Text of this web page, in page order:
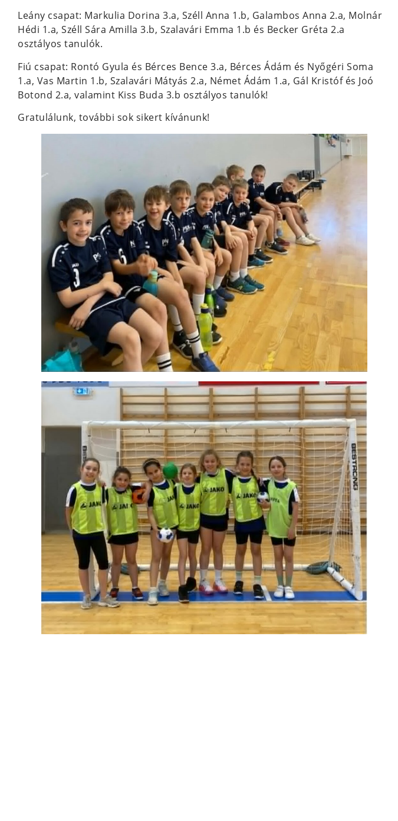
Leány csapat: Markulia Dorina 3.a, Széll Anna 1.b, Galambos Anna 2.a, Molnár
Hédi 1.a, Széll Sára Amilla 3.b, Szalavári Emma 1.b és Becker Gréta 2.a
osztályos tanulók.
Fiú csapat: Rontó Gyula és Bérces Bence 3.a, Bérces Ádám és Nyőgéri Soma
1.a, Vas Martin 1.b, Szalavári Mátyás 2.a, Német Ádám 1.a, Gál Kristóf és Joó
Botond 2.a, valamint Kiss Buda 3.b osztályos tanulók!
Gratulálunk, további sok sikert kívánunk!